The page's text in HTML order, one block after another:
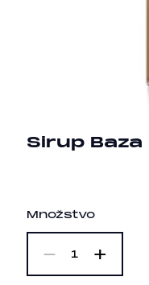
Sirup
Množstvo
- 1 +